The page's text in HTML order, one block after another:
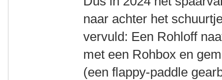
naar achter het
vervuld: Een Rohloff
met een Rohbox en
(een flappy-paddle